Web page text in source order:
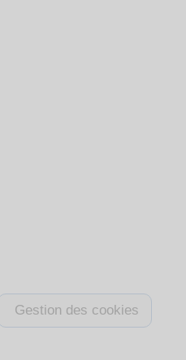
Gestion des cookies